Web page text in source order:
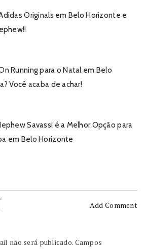
Originals em Belo Horizonte e
Running para o Natal em Belo
Você acaba de achar!
Savassi é a Melhor Opção para
em Belo Horizonte
Add Comment
não será publicado. Campos